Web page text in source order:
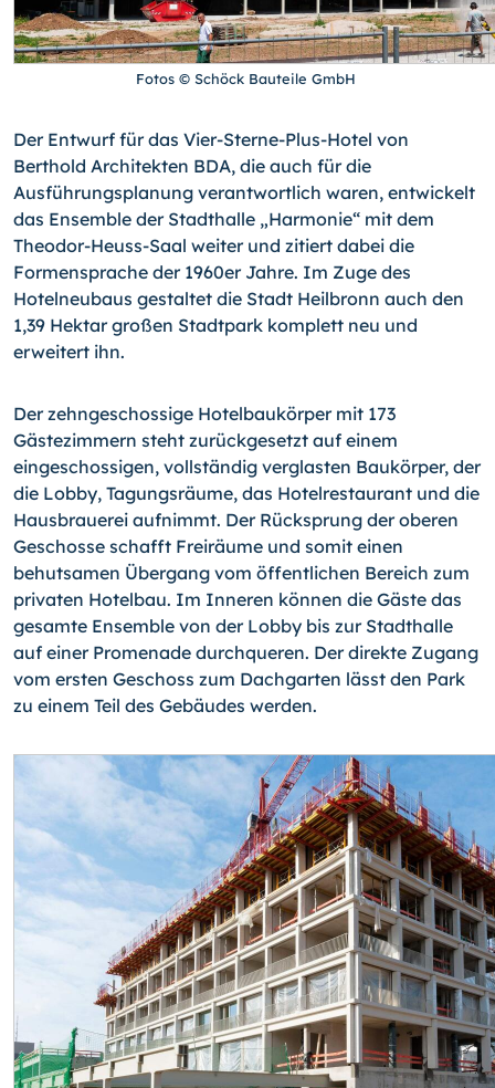
Fotos © Schöck Bauteile GmbH
Der Entwurf für das Vier-Sterne-Plus-Hotel von
Berthold Architekten BDA, die auch für die
Ausführungsplanung verantwortlich waren, entwickelt
das Ensemble der Stadthalle „Harmonie“ mit dem
Theodor-Heuss-Saal weiter und zitiert dabei die
Formensprache der 1960er Jahre. Im Zuge des
Hotelneubaus gestaltet die Stadt Heilbronn auch den
1,39 Hektar großen Stadtpark komplett neu und
erweitert ihn.
Der zehngeschossige Hotelbaukörper mit 173
Gästezimmern steht zurückgesetzt auf einem
eingeschossigen, vollständig verglasten Baukörper, der
die Lobby, Tagungsräume, das Hotelrestaurant und die
Hausbrauerei aufnimmt. Der Rücksprung der oberen
Geschosse schafft Freiräume und somit einen
behutsamen Übergang vom öffentlichen Bereich zum
privaten Hotelbau. Im Inneren können die Gäste das
gesamte Ensemble von der Lobby bis zur Stadthalle
auf einer Promenade durchqueren. Der direkte Zugang
vom ersten Geschoss zum Dachgarten lässt den Park
zu einem Teil des Gebäudes werden.